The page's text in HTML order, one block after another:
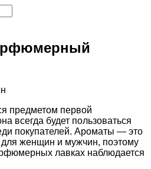
предметом первой
всегда будет пользоваться
покупателей. Ароматы — это
женщин и мужчин, поэтому
лавках наблюдается